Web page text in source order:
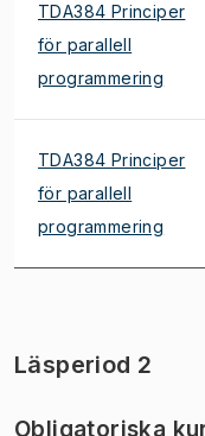
TDA384 Principer
för parallell
programmering
TDA384 Principer
för parallell
programmering
Läsperiod 2
Obligatoriska